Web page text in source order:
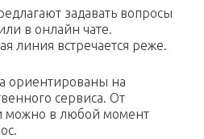
задавать вопросы
в онлайн чате.
линия встречается реже.
ориентированы на
сервиса. От
можно в любой момент